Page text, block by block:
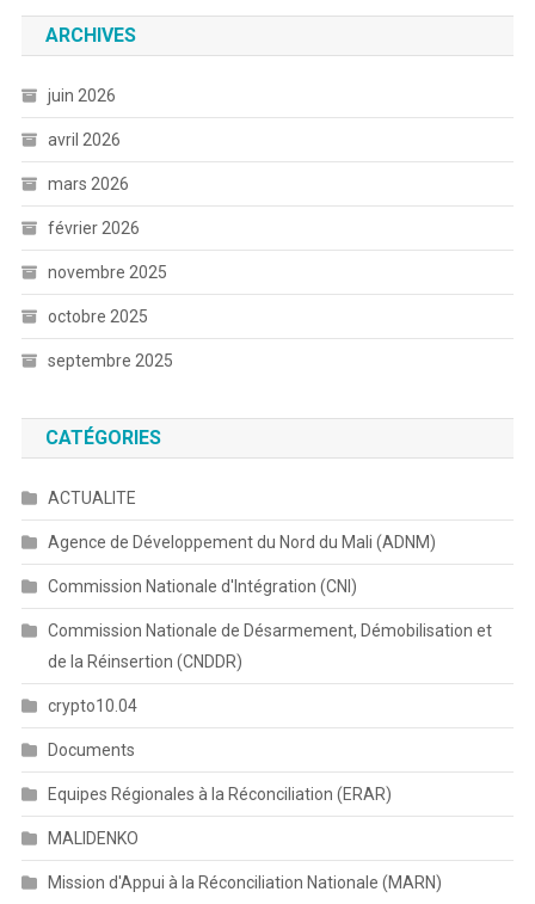
ARCHIVES
juin 2026
avril 2026
mars 2026
février 2026
novembre 2025
octobre 2025
septembre 2025
CATÉGORIES
ACTUALITE
Agence de Développement du Nord du Mali (ADNM)
Commission Nationale d'Intégration (CNI)
Commission Nationale de Désarmement, Démobilisation et
de la Réinsertion (CNDDR)
crypto10.04
Documents
Equipes Régionales à la Réconciliation (ERAR)
MALIDENKO
Mission d'Appui à la Réconciliation Nationale (MARN)